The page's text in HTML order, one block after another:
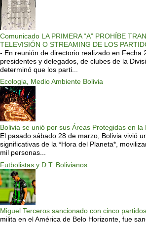
Comunicado LA PRIMERA “A” PROHÍBE
TELEVISIÓN O STREAMING DE LOS
- En reunión de directorio realizado en Fecha
presidentes y delegados, de clubes de la
determinó que los parti...
Ecologia, Medio Ambiente Bolivia
Bolivia se unió por sus Áreas Protegidas en la
El pasado sábado 28 de marzo, Bolivia vivió
significativas de la *Hora del Planeta*,
mil personas...
Futbolistas y D.T. Bolivianos
Miguel Terceros sancionado con cinco partidos
milita en el América de Belo Horizonte, fue